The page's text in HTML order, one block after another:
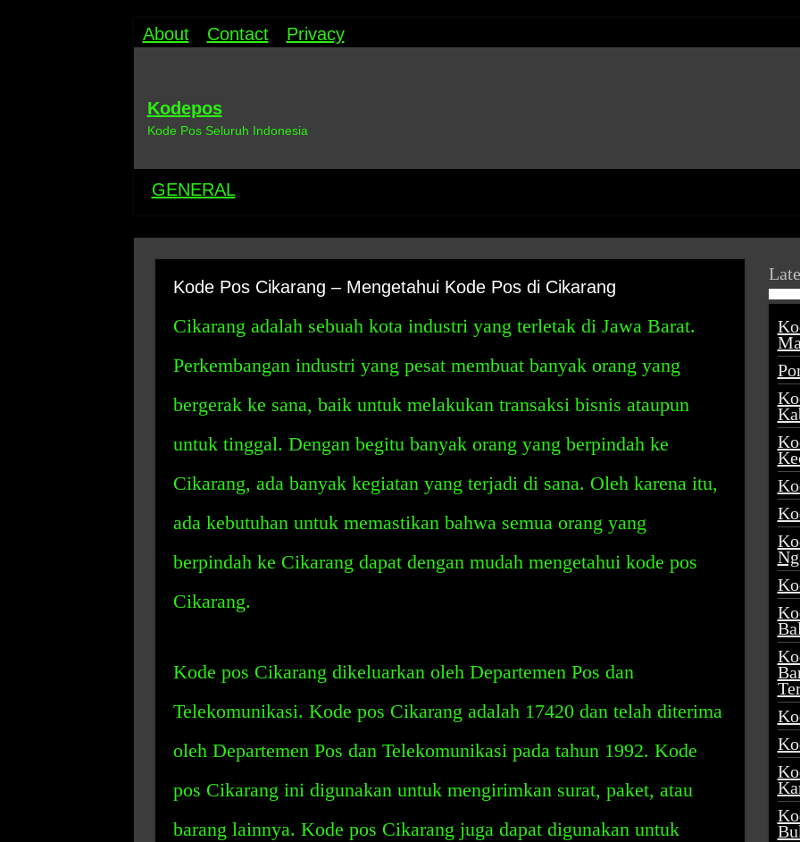
About Contact Privacy
Kodepos
Kode Pos Seluruh Indonesia
GENERAL
Kode Pos Cikarang – Mengetahui Kode Pos di Cikarang
Cikarang adalah sebuah kota industri yang terletak di Jawa Barat.
Perkembangan industri yang pesat membuat banyak orang yang
bergerak ke sana, baik untuk melakukan transaksi bisnis ataupun
untuk tinggal. Dengan begitu banyak orang yang berpindah ke
Cikarang, ada banyak kegiatan yang terjadi di sana. Oleh karena itu,
ada kebutuhan untuk memastikan bahwa semua orang yang
berpindah ke Cikarang dapat dengan mudah mengetahui kode pos
Cikarang.
Kode pos Cikarang dikeluarkan oleh Departemen Pos dan
Telekomunikasi. Kode pos Cikarang adalah 17420 dan telah diterima
oleh Departemen Pos dan Telekomunikasi pada tahun 1992. Kode
pos Cikarang ini digunakan untuk mengirimkan surat, paket, atau
barang lainnya. Kode pos Cikarang juga dapat digunakan untuk